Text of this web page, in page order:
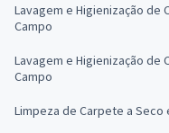
Lavagem e Higienização de
Campo
Lavagem e Higienização de
Campo
Limpeza de Carpete a Seco